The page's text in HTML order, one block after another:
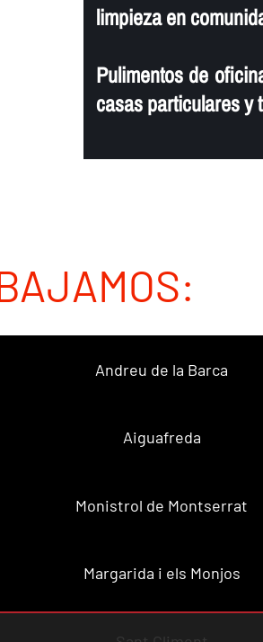
limpieza en
Pulimentos de
casas particulares y
Andreu de la Barca
Aiguafreda
Monistrol de Montserrat
Margarida i els Monjos